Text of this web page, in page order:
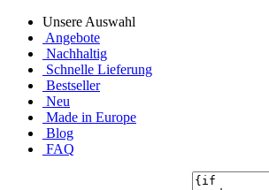
Unsere Auswahl
Angebote
Nachhaltig
Schnelle Lieferung
Bestseller
Neu
Made in Europe
Blog
FAQ